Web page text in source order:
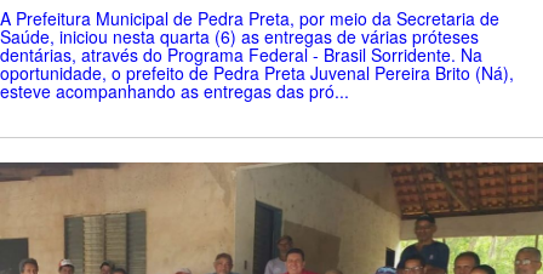
A Prefeitura Municipal de Pedra Preta, por meio da Secretaria de
Saúde, iniciou nesta quarta (6) as entregas de várias próteses
dentárias, através do Programa Federal - Brasil Sorridente. Na
oportunidade, o prefeito de Pedra Preta Juvenal Pereira Brito (Ná),
esteve acompanhando as entregas das pró...